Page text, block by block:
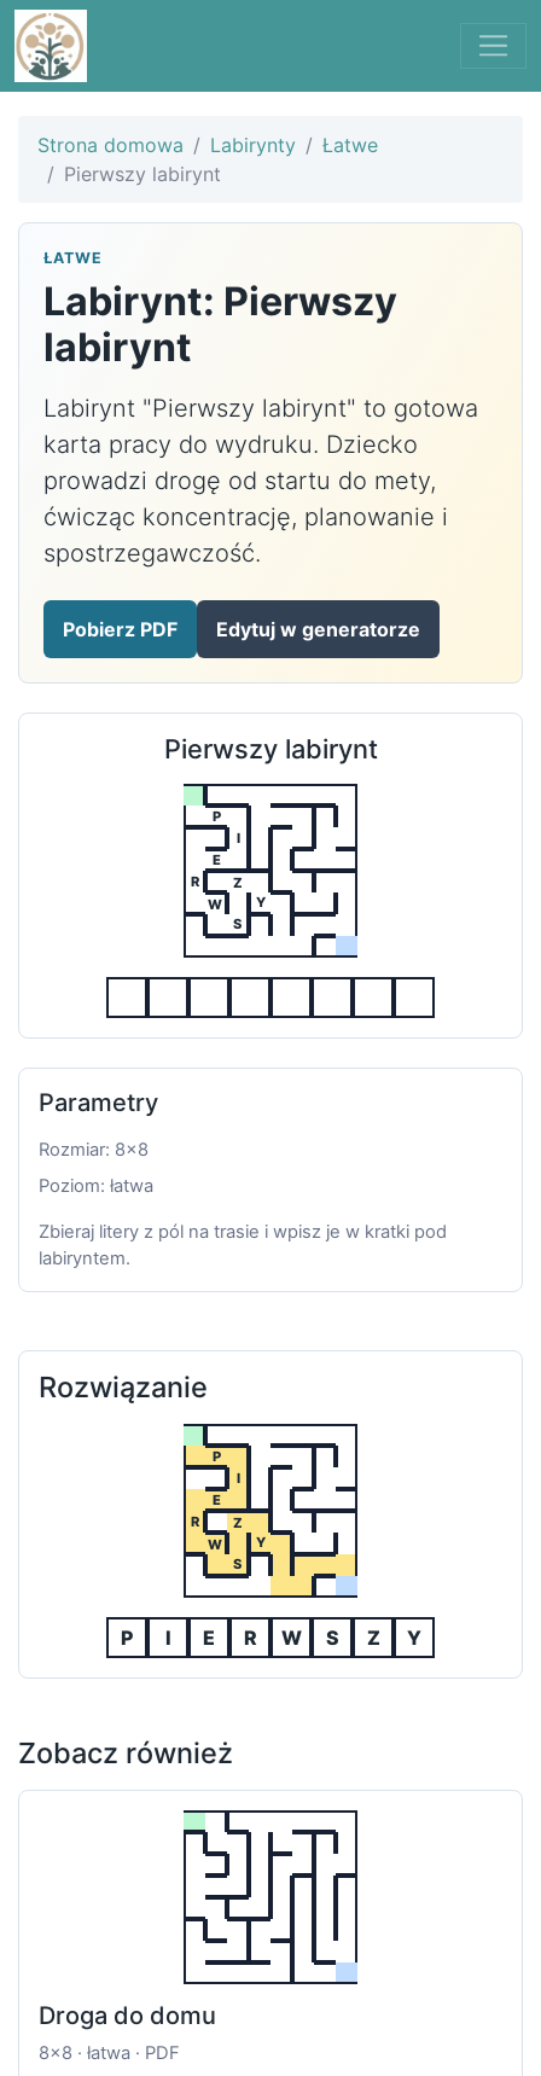
Strona domowa Labirynty
Łatwe
Pierwszy labirynt
ŁATWE
Labirynt: Pierwszy
labirynt
Labirynt "Pierwszy labirynt" to gotowa
karta pracy do wydruku. Dziecko
prowadzi drogę od startu do mety,
ćwicząc koncentrację, planowanie i
spostrzegawczość.
Pobierz PDF Edytuj w generatorze
Pierwszy labirynt
P
I
E
R
Z
W
Y
S
Parametry
Rozmiar: 8x8
Poziom: łatwa
Zbieraj litery z pól na trasie i wpisz je w kratki pod
labiryntem.
Rozwiązanie
P
I
E
R
Z
W
Y
S
P I E R W S Z Y
Zobacz również
Droga do domu
8x8 · łatwa · PDF